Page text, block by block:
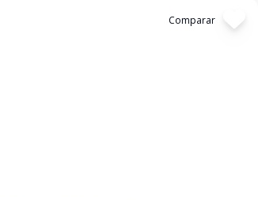
Comparar